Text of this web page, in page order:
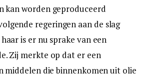
kan worden geproduceerd
regeringen aan de slag
is er nu sprake van een
Zij merkte op dat er een
middelen die binnenkomen uit olie